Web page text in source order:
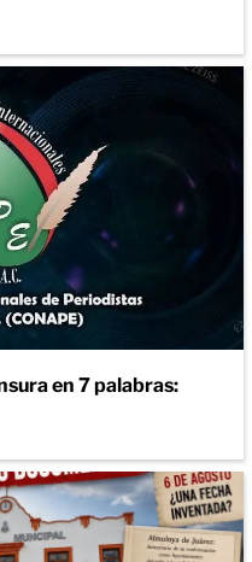
en 7 palabras: